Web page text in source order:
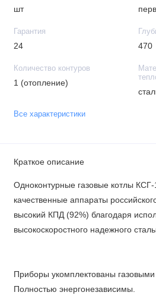
шт
Гарантия
24 470
Количество контуров
1 (отопление)
Все характеристики
Краткое описание
Одноконтурные газовые котлы
качественные аппараты
высокий КПД (92%) благодаря
высокоскоростного надежного
Приборы укомплектованы
Полностью энергонезависимы.